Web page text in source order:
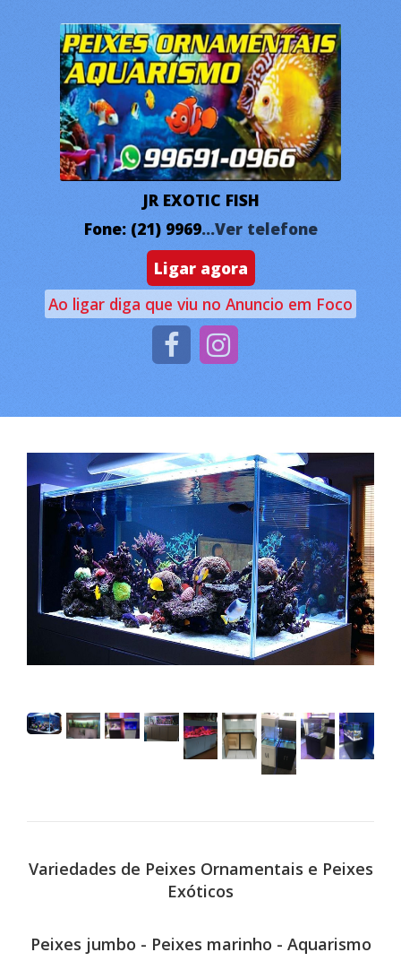
JR EXOTIC FISH
Fone: (21) 9969...Ver telefone
Ligar agora
Ao ligar diga que viu no Anuncio em Foco
Variedades de Peixes Ornamentais e Peixes
Exóticos
Peixes jumbo - Peixes marinho - Aquarismo